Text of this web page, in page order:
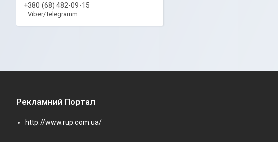
+380 (68) 482-09-15
Viber/Telegramm
Рекламний Портал
http://www.rup.com.ua/